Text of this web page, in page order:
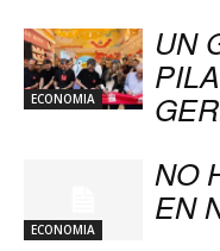
ECONOMIA
UN
ECONOMIA
NO
EN